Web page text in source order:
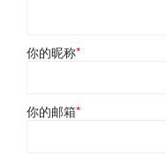
你的昵称*
你的邮箱*